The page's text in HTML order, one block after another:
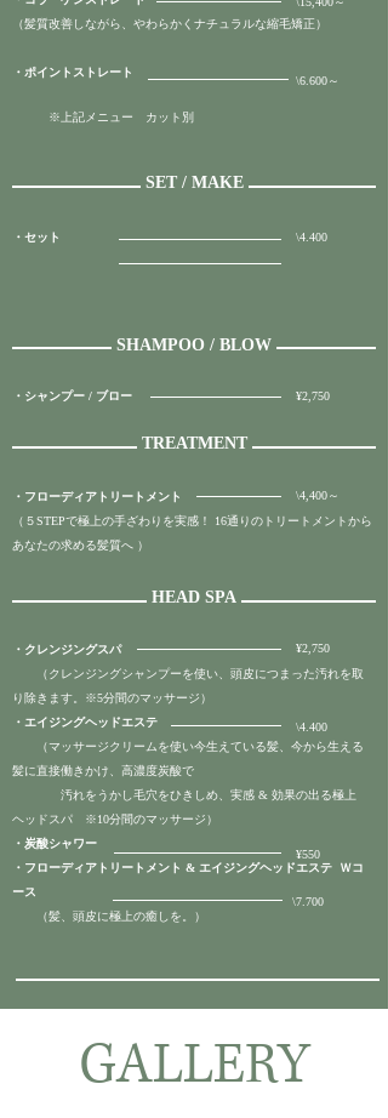
（髪質改善しながら、やわらかくナチュラルな縮毛矯正）
・ポイントストレート
※上記メニュー カット別
​\6.600～
SET / MAKE
・セット ​\4.400
SHAMPOO / BLOW
・シャンプー / ブロー ¥2,750
TREATMENT
・フローディアトリートメント
（５STEPで極上の手ざわりを実感！ 16通りのトリートメントから
あなたの求める髪質へ ）
\4,400～
HEAD SPA
・クレンジングスパ
​ （クレンジングシャンプーを使い、頭皮につまった汚れを取
り除きます。※5分間のマッサージ）
・エイジングヘッドエステ
（マッサージクリームを使い今生えている髪、今から生える
髪に直接働きかけ、 高濃度炭酸で
汚れ をうかし毛穴をひきしめ、実感 & 効果の出る極上
ヘッドスパ ※10分間のマッサージ）
・炭酸シャワー
・フローディアトリートメント & エイジングヘッドエステ Ｗコ
ース
​ （髪、頭皮に極上の癒しを。）
¥2,750
​\4.400
¥550
​\7.700
GALLERY